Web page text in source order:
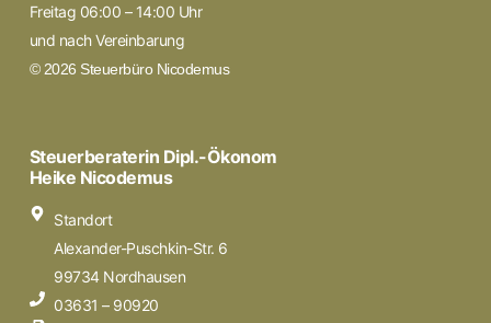
Freitag 06:00 – 14:00 Uhr
und nach Vereinbarung
© 2026 Steuerbüro Nicodemus
Steuerberaterin Dipl.-Ökonom
Heike Nicodemus
Standort
Alexander-Puschkin-Str. 6
99734 Nordhausen
03631 – 90920